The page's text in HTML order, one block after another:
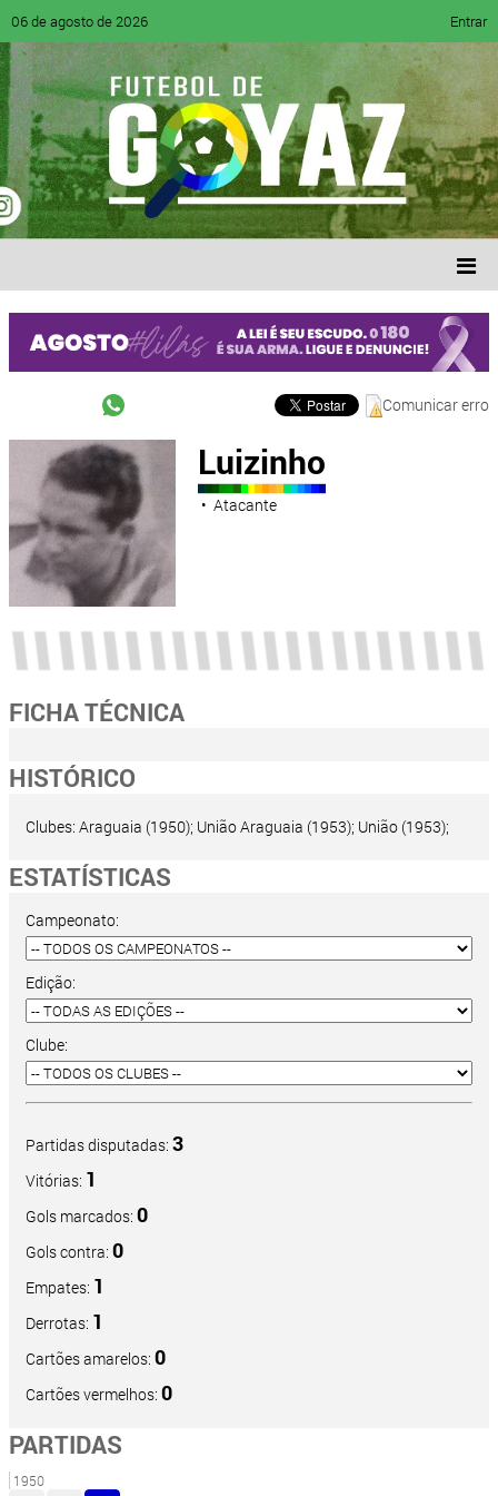
06 de agosto de 2026 Entrar
Comunicar erro
Luizinho
• Atacante
FICHA TÉCNICA
HISTÓRICO
Clubes: Araguaia (1950); União Araguaia (1953); União (1953);
ESTATÍSTICAS
Campeonato:
Edição:
Clube:
Partidas disputadas: 3
Vitórias: 1
Gols marcados: 0
Gols contra: 0
Empates: 1
Derrotas: 1
Cartões amarelos: 0
Cartões vermelhos: 0
PARTIDAS
1950